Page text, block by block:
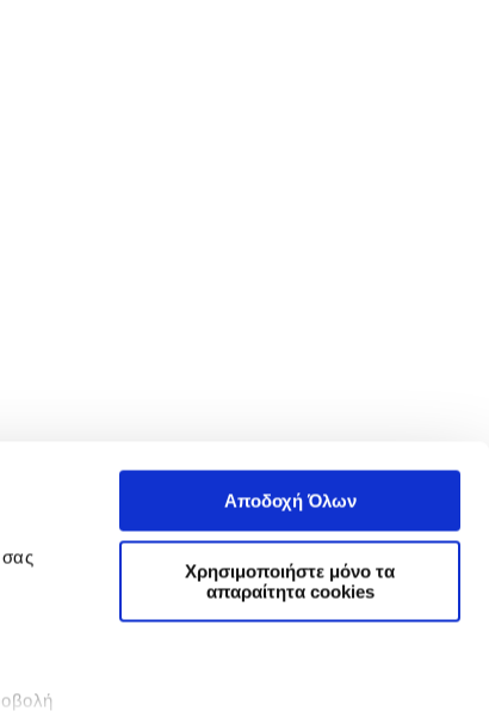
σας
Αποδοχή Όλων
Χρησιμοποιήστε μόνο τα
απαραίτητα cookies